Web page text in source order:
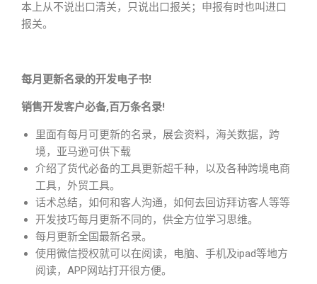
本上从不说出口清关，只说出口报关；申报有时也叫进口
报关。
每月更新名录的开发电子书!
销售开发客户必备,百万条名录!
里面有每月可更新的名录，展会资料，海关数据，跨
境，亚马逊可供下载
介绍了货代必备的工具更新超千种，以及各种跨境电商
工具，外贸工具。
话术总结，如何和客人沟通，如何去回访拜访客人等等
开发技巧每月更新不同的，供全方位学习思维。
每月更新全国最新名录。
使用微信授权就可以在阅读，电脑、手机及ipad等地方
阅读，APP网站打开很方便。